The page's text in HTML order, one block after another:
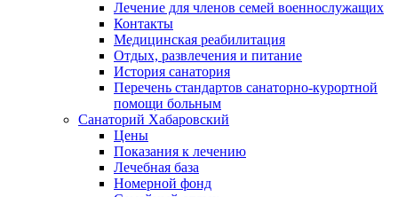
Лечение для членов семей военнослужащих
Контакты
Медицинская реабилитация
Отдых, развлечения и питание
История санатория
Перечень стандартов санаторно-курортной
помощи больным
Санаторий Хабаровский
Цены
Показания к лечению
Лечебная база
Номерной фонд